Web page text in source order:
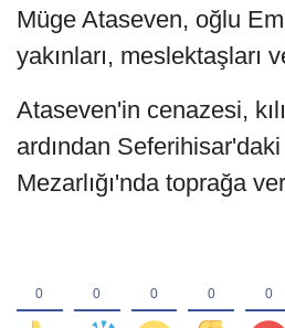
Müge Ataseven, oğlu
yakınları, meslektaşları
Ataseven'in cenazesi,
ardından
Mezarlığı'nda toprağa